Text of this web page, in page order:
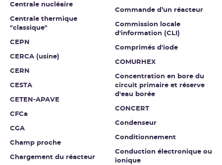
Centrale nucléaire
Centrale thermique
"classique"
CEPN
CERCA (usine)
CERN
CESTA
CETEN-APAVE
CFCa
CGA
Champ proche
Chargement du réacteur
Commande d’un réacteur
Commission locale
d'information (CLI)
Comprimés d'iode
COMURHEX
Concentration en bore du
circuit primaire et réserve
d'eau borée
CONCERT
Condenseur
Conditionnement
Conduction électronique ou
ionique